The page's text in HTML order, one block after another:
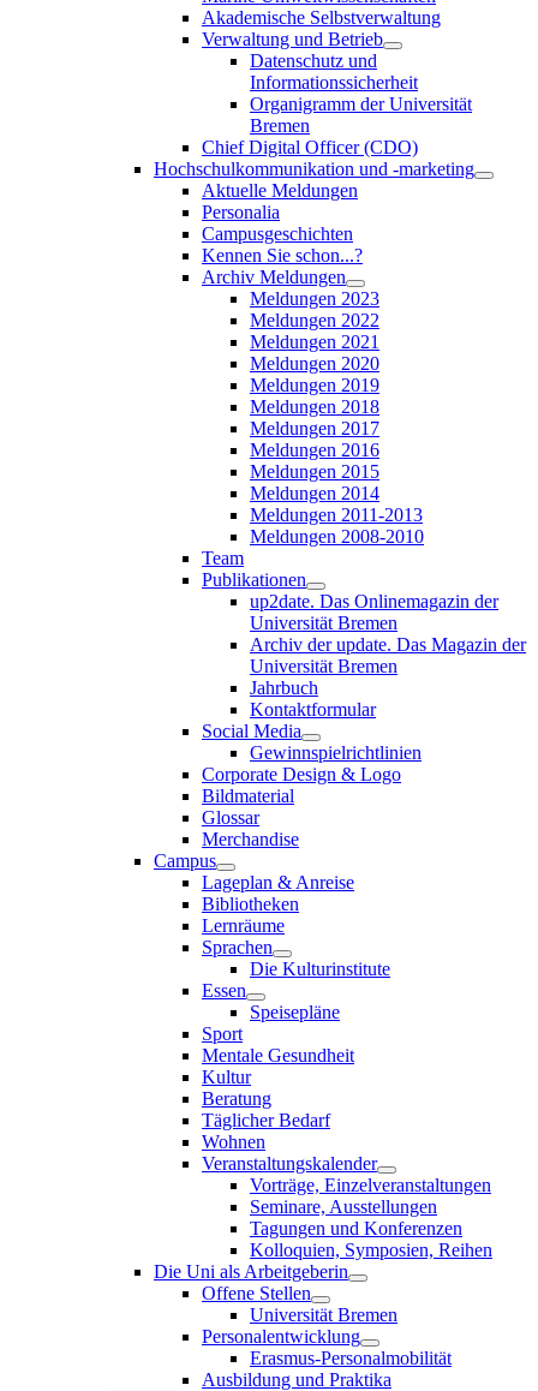
Akademische Selbstverwaltung
Verwaltung und Betrieb
Datenschutz und
Informationssicherheit
Organigramm der Universität
Bremen
Chief Digital Officer (CDO)
Hochschulkommunikation und -marketing
Aktuelle Meldungen
Personalia
Campusgeschichten
Kennen Sie schon...?
Archiv Meldungen
Meldungen 2023
Meldungen 2022
Meldungen 2021
Meldungen 2020
Meldungen 2019
Meldungen 2018
Meldungen 2017
Meldungen 2016
Meldungen 2015
Meldungen 2014
Meldungen 2011-2013
Meldungen 2008-2010
Team
Publikationen
up2date. Das Onlinemagazin der
Universität Bremen
Archiv der update. Das Magazin der
Universität Bremen
Jahrbuch
Kontaktformular
Social Media
Gewinnspielrichtlinien
Corporate Design & Logo
Bildmaterial
Glossar
Merchandise
Campus
Lageplan & Anreise
Bibliotheken
Lernräume
Sprachen
Die Kulturinstitute
Essen
Speisepläne
Sport
Mentale Gesundheit
Kultur
Beratung
Täglicher Bedarf
Wohnen
Veranstaltungskalender
Vorträge, Einzelveranstaltungen
Seminare, Ausstellungen
Tagungen und Konferenzen
Kolloquien, Symposien, Reihen
Die Uni als Arbeitgeberin
Offene Stellen
Universität Bremen
Personalentwicklung
Erasmus-Personalmobilität
Ausbildung und Praktika